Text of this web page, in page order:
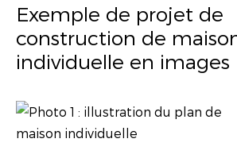
Exemple de projet de
construction de
individuelle en images